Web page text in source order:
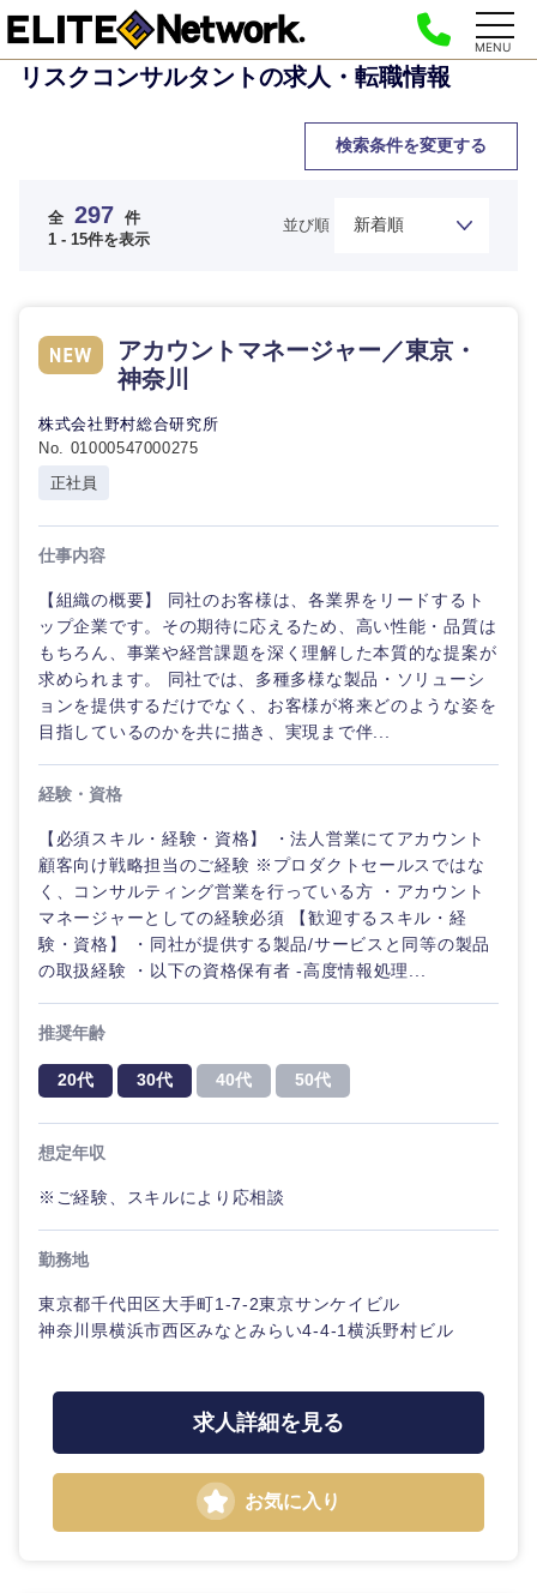
MENU
リスクコンサルタントの求人・転職情報
検索条件を変更する
ご希望の職種を選択してください
画・事業
企画
経営ボー
SCM
人事
すべての経営企画・事業企
事業企画・事業開発
新規事業企画・立上げ
M&A・事業投資
政策渉外
その他企画業務
ご希望の職種を選択してください
経営企画・事業企画
経営ボード
SCM
営業
ご希望の業界を選択してください
エネルギー・資源・環境
電気・電子・半導体
メディカル・ヘルスケア・ライフサイエンス
ご希望の勤務地を選択してください
秋田県 岩手県
宮城県
ご希望条件を入力ください
希望年収
20代
第二新卒
業
全 297 件
1 - 15件を表示
並び順
アカウントマネージャー／東京・
神奈川
株式会社野村総合研究所
No. 01000547000275
正社員
仕事内容
【組織の概要】 同社のお客様は、各業界をリードするト
ップ企業です。その期待に応えるため、高い性能・品質は
もちろん、事業や経営課題を深く理解した本質的な提案が
求められます。 同社では、多種多様な製品・ソリューシ
ョンを提供するだけでなく、お客様が将来どのような姿を
目指しているのかを共に描き、実現まで伴...
経験・資格
【必須スキル・経験・資格】 ・法人営業にてアカウント
顧客向け戦略担当のご経験 ※プロダクトセールスではな
く、コンサルティング営業を行っている方 ・アカウント
マネージャーとしての経験必須 【歓迎するスキル・経
験・資格】 ・同社が提供する製品/サービスと同等の製品
の取扱経験 ・以下の資格保有者 -高度情報処理...
推奨年齢
20代 30代 40代 50代
想定年収
※ご経験、スキルにより応相談
勤務地
東京都千代田区大手町1-7-2東京サンケイビル
神奈川県横浜市西区みなとみらい4-4-1横浜野村ビル
求人詳細を見る
お気に入り